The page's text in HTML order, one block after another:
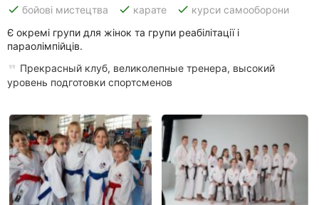
done бойові мистецтва done карате done курси самооборони
Є окремі групи для жінок та групи реабілітації і
параолімпійців.
Прекрасный клуб, великолепные тренера, высокий
уровень подготовки спортсменов